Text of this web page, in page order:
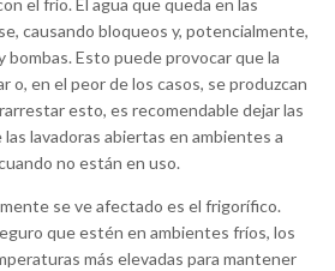
el frío. El agua que queda en las
causando bloqueos y, potencialmente,
bombas. Esto puede provocar que la
o, en el peor de los casos, se produzcan
esto, es recomendable dejar las
lavadoras abiertas en ambientes a
no están en uso.
se ve afectado es el frigorífico.
que estén en ambientes fríos, los
más elevadas para mantener